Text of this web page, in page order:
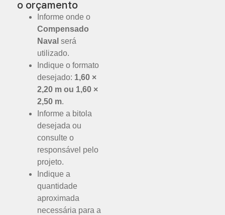
o orçamento
Informe onde o
Compensado
Naval será
utilizado.
Indique o formato
desejado: 1,60 ×
2,20 m ou 1,60 ×
2,50 m.
Informe a bitola
desejada ou
consulte o
responsável pelo
projeto.
Indique a
quantidade
aproximada
necessária para a